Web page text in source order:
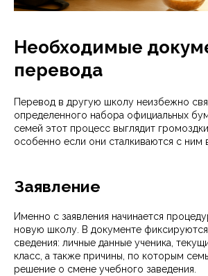
Необходимые
перевода
Перевод в другую школу неизбежно
определенного набора официальных
семей этот процесс выглядит
особенно если они сталкиваются с ним
Заявление
Именно с заявления начинается
новую школу. В документе
сведения: личные данные ученика,
класс, а также причины, по которым
решение о смене учебного заведения.